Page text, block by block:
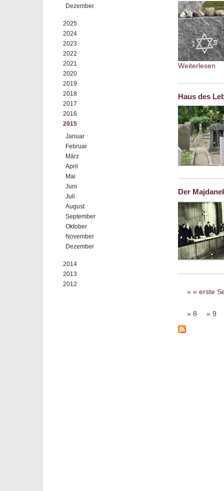
Dezember
2025
2024
2023
2022
2021
2020
2019
2018
2017
2016
2015
Januar
Februar
März
April
Mai
Juni
Juli
August
September
Oktober
November
Dezember
2014
2013
2012
Weiterlesen
Haus des
Der
Seiten
« erste
8 9